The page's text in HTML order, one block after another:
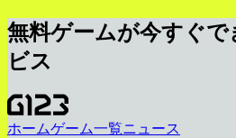
無料ゲームが今すぐ
ビス
ホームゲーム一覧ニュース